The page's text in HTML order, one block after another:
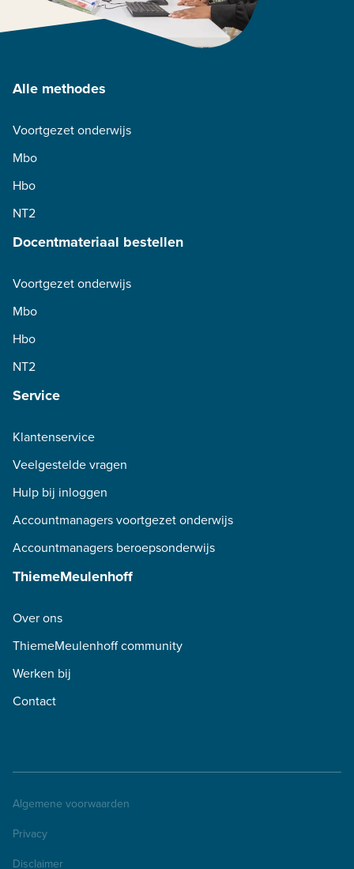
Alle methodes
Voortgezet onderwijs
Mbo
Hbo
NT2
Docentmateriaal bestellen
Voortgezet onderwijs
Mbo
Hbo
NT2
Service
Klantenservice
Veelgestelde vragen
Hulp bij inloggen
Accountmanagers voortgezet onderwijs
Accountmanagers beroepsonderwijs
ThiemeMeulenhoff
Over ons
ThiemeMeulenhoff community
Werken bij
Contact
Algemene voorwaarden
Privacy
Disclaimer